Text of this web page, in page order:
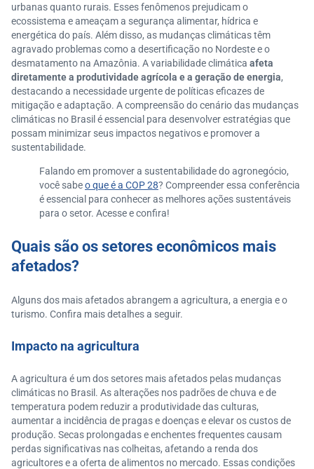
urbanas quanto rurais. Esses fenômenos prejudicam o
ecossistema e ameaçam a segurança alimentar, hídrica e
energética do país. Além disso, as mudanças climáticas têm
agravado problemas como a desertificação no Nordeste e o
desmatamento na Amazônia. A variabilidade climática afeta
diretamente a produtividade agrícola e a geração de energia,
destacando a necessidade urgente de políticas eficazes de
mitigação e adaptação. A compreensão do cenário das mudanças
climáticas no Brasil é essencial para desenvolver estratégias que
possam minimizar seus impactos negativos e promover a
sustentabilidade.
Falando em promover a sustentabilidade do agronegócio,
você sabeo que é a COP 28? Compreender essa conferência
é essencial para conhecer as melhores ações sustentáveis
para o setor. Acesse e confira!
Quais são os setores econômicos mais
afetados?
Alguns dos mais afetados abrangem a agricultura, a energia e o
turismo. Confira mais detalhes a seguir.
Impacto na agricultura
A agricultura é um dos setores mais afetados pelas mudanças
climáticas no Brasil. As alterações nos padrões de chuva e de
temperatura podem reduzir a produtividade das culturas,
aumentar a incidência de pragas e doenças e elevar os custos de
produção. Secas prolongadas e enchentes frequentes causam
perdas significativas nas colheitas, afetando a renda dos
agricultores e a oferta de alimentos no mercado. Essas condições